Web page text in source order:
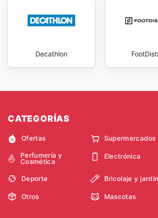
weekly adsasegura que siempre se
novedades que puedan estar
continuas son una clara
Decathlon
CATEGORÍAS
Ofertas Supermercados
Perfumería y
Cosmética
Electrónica
Deporte Bricolaje y
Otros Mascotas